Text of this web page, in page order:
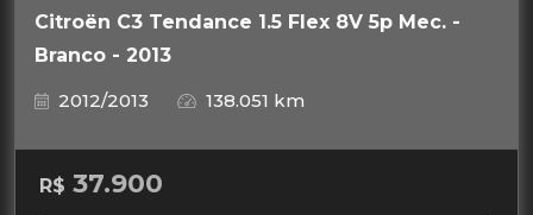
Citroën C3 Tendance 1.5 Flex 8V 5p Mec. -
Branco - 2013
2012/2013
138.051 km
R$ 37.900